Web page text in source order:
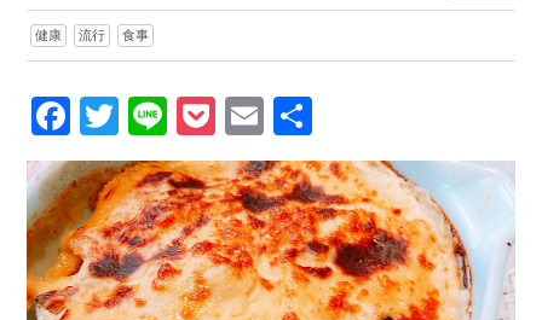
健康 流行 食事
Facebook
Twitter
LinePocket
Email